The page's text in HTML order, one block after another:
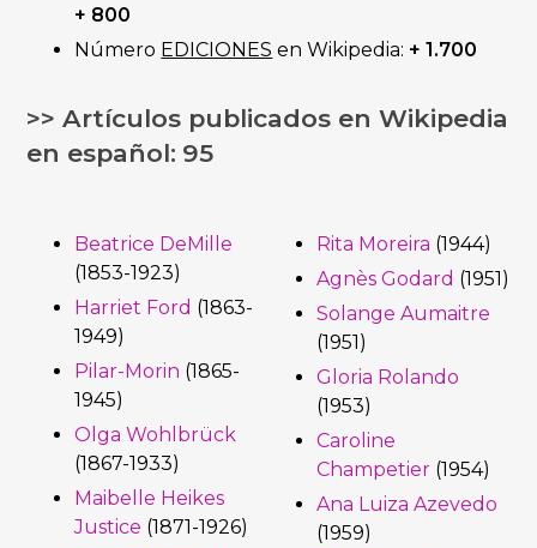
+ 800
Número EDICIONES en Wikipedia: + 1.700
>> Artículos publicados en Wikipedia
en español: 95
Beatrice DeMille
(1853-1923)
Harriet Ford (1863-
1949)
Pilar-Morin (1865-
1945)
Olga Wohlbrück
(1867-1933)
Maibelle Heikes
Justice (1871-1926)
Rita Moreira (1944)
Agnès Godard (1951)
Solange Aumaitre
(1951)
Gloria Rolando
(1953)
Caroline
Champetier (1954)
Ana Luiza Azevedo
(1959)